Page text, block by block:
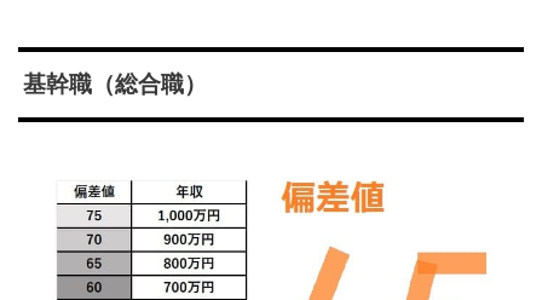
基幹職（総合職）